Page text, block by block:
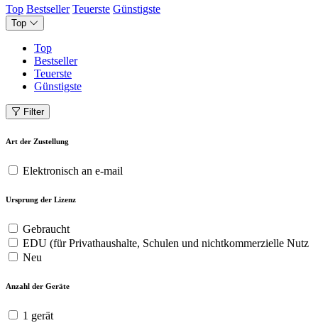
Top Bestseller Teuerste Günstigste
Top
Top
Bestseller
Teuerste
Günstigste
Filter
Art der Zustellung
Elektronisch an e-mail
Ursprung der Lizenz
Gebraucht
EDU (für Privathaushalte, Schulen und nichtkommerzielle Nutz
Neu
Anzahl der Geräte
1 gerät